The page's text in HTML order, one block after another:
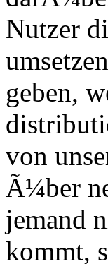
Nutzer
geben,
von
Ã¼ber
jemand
kommt,